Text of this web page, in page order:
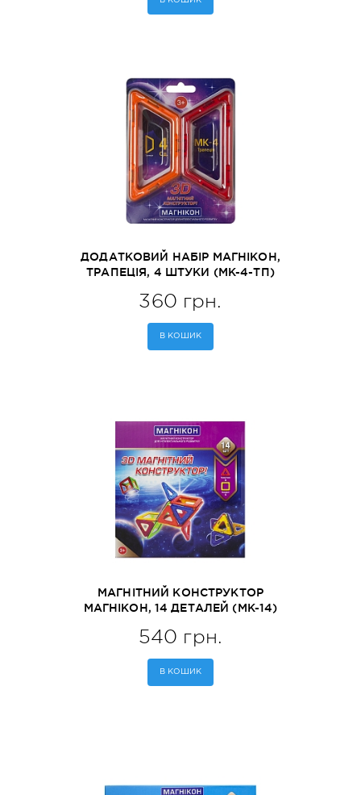
ДОДАТКОВИЙ НАБІР МАГНІКОН,
ТРАПЕЦІЯ, 4 ШТУКИ (MK-4-ТП)
360 грн.
В КОШИК
МАГНІТНИЙ КОНСТРУКТОР
МАГНІКОН, 14 ДЕТАЛЕЙ (MK-14)
540 грн.
В КОШИК